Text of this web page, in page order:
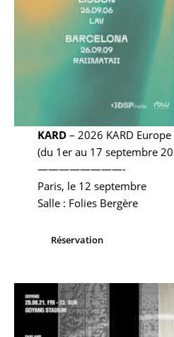
KARD– 2026 KARD Europe
(du 1er au 17 septembre
————————-
Paris, le 12 septembre
Salle : Folies Bergère
Réservation